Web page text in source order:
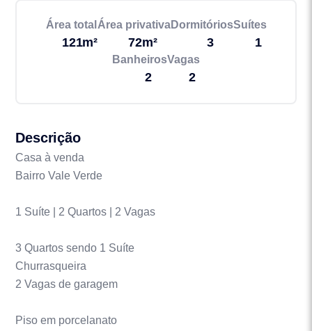
Área total
121m²
Área privativa
72m²
Dormitórios
3
Suítes
1
Banheiros
2
Vagas
2
Descrição
Casa à venda
Bairro Vale Verde
1 Suíte | 2 Quartos | 2 Vagas
3 Quartos sendo 1 Suíte
Churrasqueira
2 Vagas de garagem
Piso em porcelanato